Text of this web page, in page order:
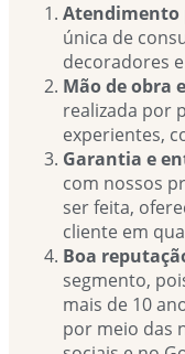
Atendimento
única de
decoradores
Mão de obra
realizada por
experientes,
Garantia e
com nossos
ser feita,
cliente em
Boa
segmento,
mais de 10
por meio das